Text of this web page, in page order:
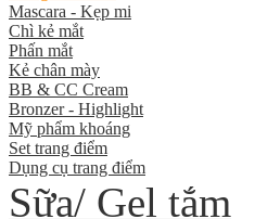
Mascara - Kẹp mi
Chì kẻ mắt
Phấn mắt
Kẻ chân mày
BB & CC Cream
Bronzer - Highlight
Mỹ phẩm khoáng
Set trang điểm
Dụng cụ trang điểm
Sữa/ Gel tắm